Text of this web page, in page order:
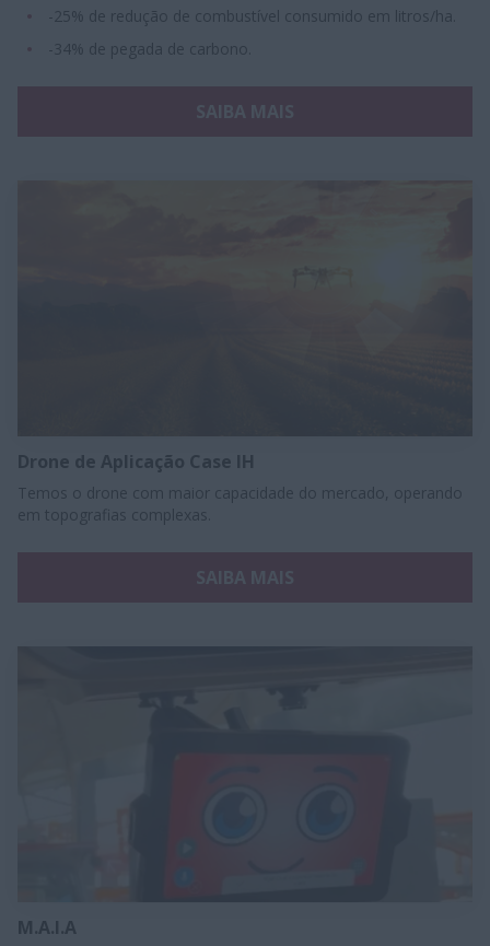
-25% de redução de combustível consumido em litros/ha.
-34% de pegada de carbono.
Drone de Aplicação Case IH
Temos o drone com maior capacidade do mercado, operando
em topografias complexas.
M.A.I.A